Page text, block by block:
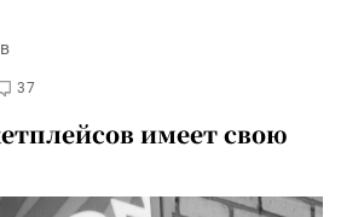
37
имеет свою